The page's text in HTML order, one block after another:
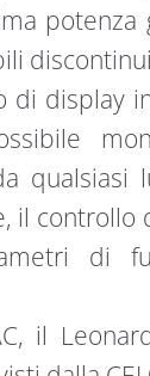
di display
qualsiasi
il
di
il